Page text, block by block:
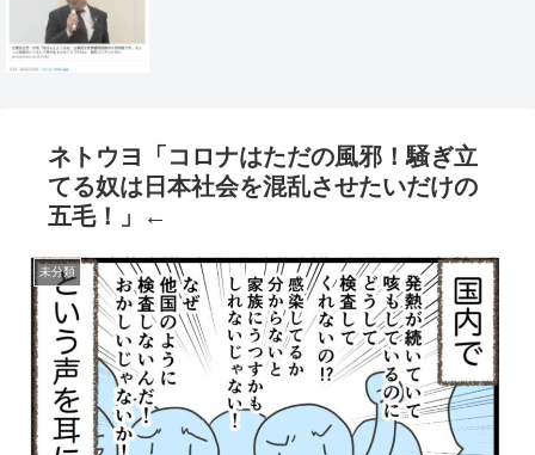
ネトウヨ「コロナはただの風邪！騒ぎ立
てる奴は日本社会を混乱させたいだけの
五毛！」←
未分類